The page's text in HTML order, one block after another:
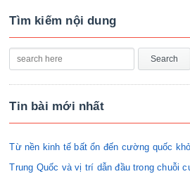
Tìm kiếm nội dung
Tin bài mới nhất
Từ nền kinh tế bất ổn đến cường quốc
Trung Quốc và vị trí dẫn đầu trong chuỗi